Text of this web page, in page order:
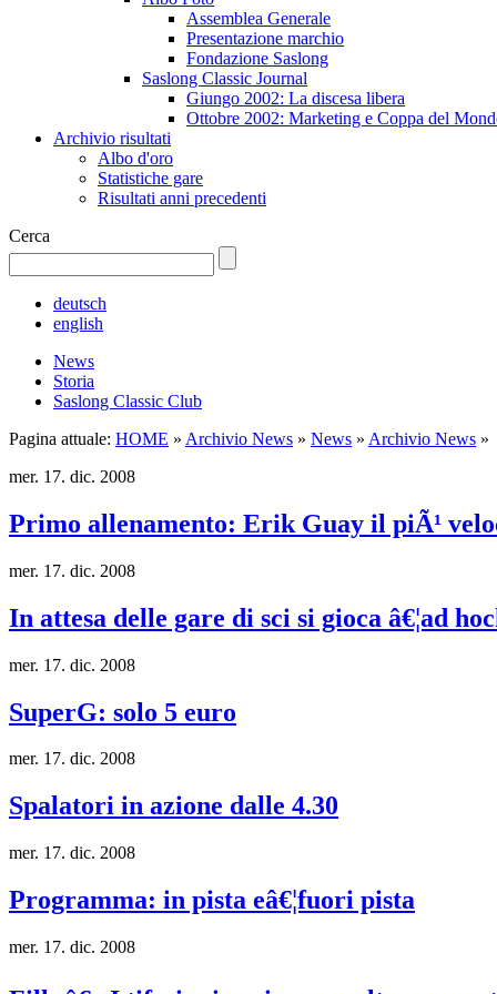
Assemblea Generale
Presentazione marchio
Fondazione Saslong
Saslong Classic Journal
Giungo 2002: La discesa libera
Ottobre 2002: Marketing e Coppa del
Archivio risultati
Albo d'oro
Statistiche gare
Risultati anni precedenti
Cerca
deutsch
english
News
Storia
Saslong Classic Club
Pagina attuale: HOME » Archivio News » News » Archivio News »
mer. 17. dic. 2008
Primo allenamento: Erik Guay il piÃ¹
mer. 17. dic. 2008
In attesa delle gare di sci si gioca â€¦ad
mer. 17. dic. 2008
SuperG: solo 5 euro
mer. 17. dic. 2008
Spalatori in azione dalle 4.30
mer. 17. dic. 2008
Programma: in pista eâ€¦fuori pista
mer. 17. dic. 2008